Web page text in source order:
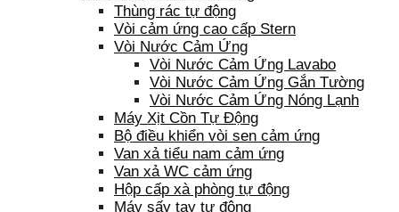
Thùng rác tự động
Vòi cảm ứng cao cấp Stern
Vòi Nước Cảm Ứng
Vòi Nước Cảm Ứng Lavabo
Vòi Nước Cảm Ứng Gắn Tường
Vòi Nước Cảm Ứng Nóng Lạnh
Máy Xịt Cồn Tự Động
Bộ điều khiển vòi sen cảm ứng
Van xả tiểu nam cảm ứng
Van xả WC cảm ứng
Hộp cấp xà phòng tự động
Máy sấy tay tự động